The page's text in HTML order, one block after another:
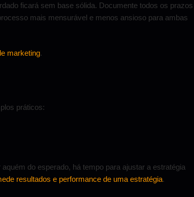
ficará sem base sólida. Documente todos os prazos
mais mensurável e menos ansioso para ambas
marketing.
práticos:
do esperado, há tempo para ajustar a estratégia
resultados e performance de uma estratégia.